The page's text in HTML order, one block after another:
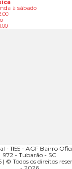
à sábado
- 1155 - AGF Bairro
972 - Tubarão - SC
© Todos os direitos